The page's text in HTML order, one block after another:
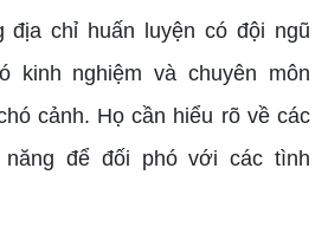
chỉ huấn luyện có đội ngũ
kinh nghiệm và chuyên môn
cảnh. Họ cần hiểu rõ về các
để đối phó với các tình